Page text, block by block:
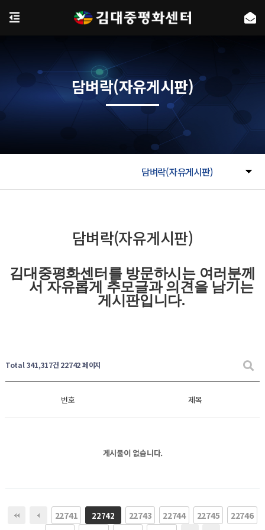
담벼락(자유게시판)
담벼락(자유게시판)
담벼락(자유게시판)
김대중평화센터를 방문하시는 여러분께
서 자유롭게 추모글과의견을 남기는
게시판입니다.
Total 341,317건 22742 페이지
번호 제목
게시물이 없습니다.
22741 22742 22743 22744 22745
22746